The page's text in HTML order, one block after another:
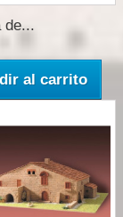
de...
al carrito